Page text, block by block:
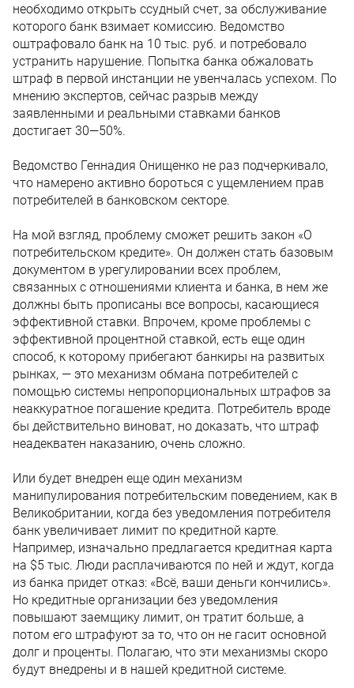
необходимо открыть ссудный счет, за обслуживание
которого банк взимает комиссию. Ведомство
оштрафовало банк на 10 тыс. руб. и потребовало
устранить нарушение. Попытка банка обжаловать
штраф в первой инстанции не увенчалась успехом. По
мнению экспертов, сейчас разрыв между
заявленными и реальными ставками банков
достигает 30—50%.
Ведомство Геннадия Онищенко не раз подчеркивало,
что намерено активно бороться с ущемлением прав
потребителей в банковском секторе.
На мой взгляд, проблему сможет решить закон «О
потребительском кредите». Он должен стать базовым
документом в урегулировании всех проблем,
связанных с отношениями клиента и банка, в нем же
должны быть прописаны все вопросы, касающиеся
эффективной ставки. Впрочем, кроме проблемы с
эффективной процентной ставкой, есть еще один
способ, к которому прибегают банкиры на развитых
рынках, — это механизм обмана потребителей с
помощью системы непропорциональных штрафов за
неаккуратное погашение кредита. Потребитель вроде
бы действительно виноват, но доказать, что штраф
неадекватен наказанию, очень сложно.
Или будет внедрен еще один механизм
манипулирования потребительским поведением, как в
Великобритании, когда без уведомления потребителя
банк увеличивает лимит по кредитной карте.
Например, изначально предлагается кредитная карта
на $5 тыс. Люди расплачиваются по ней и ждут, когда
из банка придет отказ: «Всё, ваши деньги кончились».
Но кредитные организации без уведомления
повышают заемщику лимит, он тратит больше, а
потом его штрафуют за то, что он не гасит основной
долг и проценты. Полагаю, что эти механизмы скоро
будут внедрены и в нашей кредитной системе.